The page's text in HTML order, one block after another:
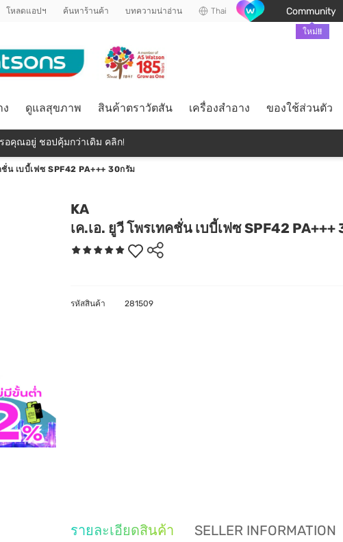
โหลดแอปฯ ค้นหาร้านค้า บทความน่าอ่าน Thai Community
ใหม่!!
ง ดูแลสุขภาพ สินค้าตราวัตสัน เครื่องสำอาง ของใช้ส่วนตัว
อคุณอยู่ ชอปคุ้มกว่าเดิม คลิก!
ชั่น เบบี้เฟซ SPF42 PA+++ 30กรัม
KA
เค.เอ. ยูวี โพรเทคชั่น เบบี้เฟซ SPF42 PA+++
รหัสสินค้า 281509
รายละเอียดสินค้า SELLER INFORMATION